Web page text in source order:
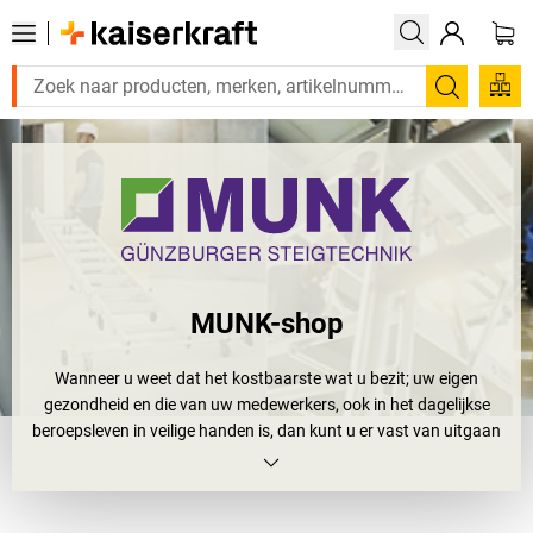
Zoeken
MUNK-shop
Wanneer u weet dat het kostbaarste wat u bezit; uw eigen
gezondheid en die van uw medewerkers, ook in het dagelijkse
beroepsleven in veilige handen is, dan kunt u er vast van uitgaan
dat de MUNK Group in het spel is. Als leider op het gebied van